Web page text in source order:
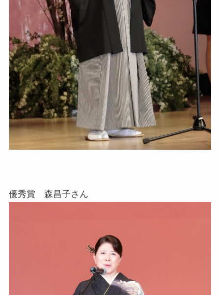
優秀賞 森昌子さん